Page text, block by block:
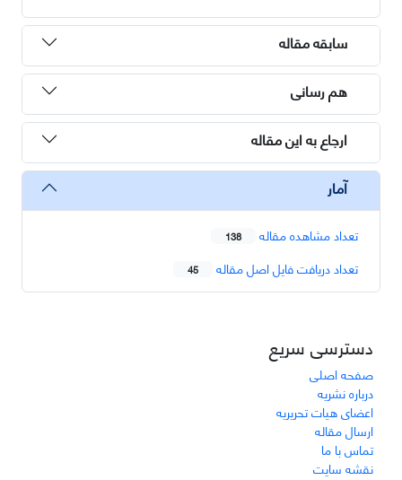
سابقه مقاله
هم رسانی
ارجاع به این مقاله
آمار
تعداد مشاهده مقاله 138
تعداد دریافت فایل اصل مقاله 45
دسترسی سریع
صفحه اصلی
درباره نشریه
اعضای هیات تحریریه
ارسال مقاله
تماس با ما
نقشه سایت